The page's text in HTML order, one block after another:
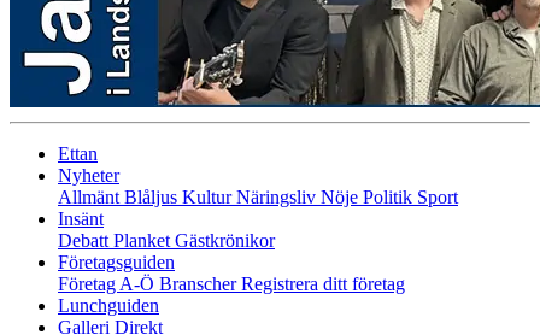
Ettan
Nyheter
Allmänt Blåljus KulturNäringsliv Nöje Politik Sport
Insänt
Debatt Planket Gästkrönikor
Företagsguiden
Företag A-Ö BranscherRegistrera ditt företag
Lunchguiden
Galleri Direkt